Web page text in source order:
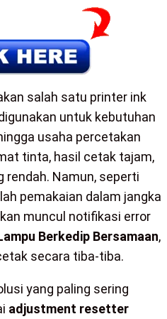
salah satu printer ink
untuk kebutuhan
usaha percetakan
tinta, hasil cetak tajam,
rendah. Namun, seperti
pemakaian dalam jangka
muncul notifikasi error
Berkedip Bersamaan,
secara tiba-tiba.
yang paling sering
adjustment resetter